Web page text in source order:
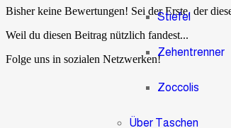
Stiefel
Zehentrenner
Zoccolis
Über Taschen
Bisher keine Bewertungen! Sei der Erste, der
Weil du diesen Beitrag nützlich fandest...
Folge uns in sozialen Netzwerken!